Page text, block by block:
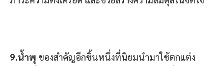
9.น้ำพุ ของสำคัญอีกชิ้นหนึ่งที่นิยมนำมาใช้ตกแต่ง